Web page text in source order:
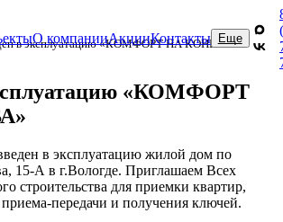
О компанииАкцииКонтакты Еще
покупки
Обслуживание
и
в эксплуатацию «КОМФОРТ НА КОНЕВА»
«КОМФОРТ
в эксплуатацию жилой дом по
15-А в г.Вологде. Приглашаем Всех
строительства для приемки квартир,
передачи и получения ключей.